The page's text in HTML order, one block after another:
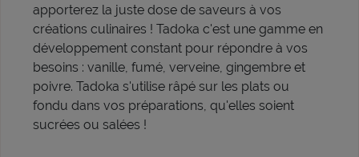
apporterez la juste dose de saveurs à vos
créations culinaires ! Tadoka c'est une gamme en
développement constant pour répondre à vos
besoins : vanille, fumé, verveine, gingembre et
poivre. Tadoka s'utilise râpé sur les plats ou
fondu dans vos préparations, qu'elles soient
sucrées ou salées !